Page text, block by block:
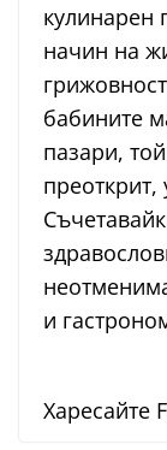
кулинарен
начин на
бабините
пазари,
и
Харесайте